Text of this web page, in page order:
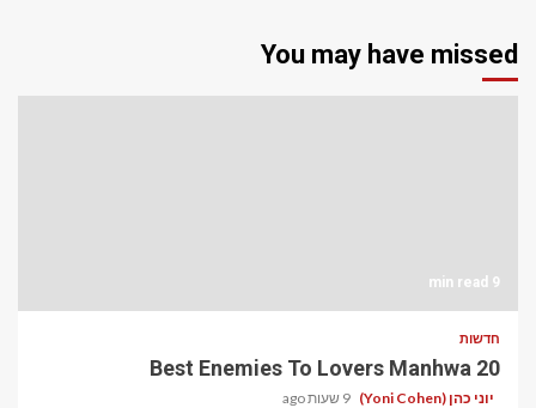
You may have missed
9 min read
חדשות
20 Best Enemies To Lovers Manhwa
יוני כהן (Yoni Cohen) 9 שעות ago